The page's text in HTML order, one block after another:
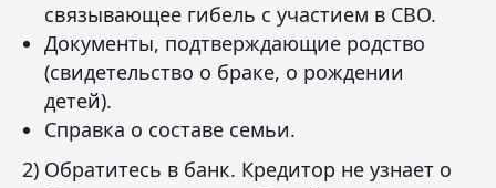
связывающее гибель с участием в СВО.
Документы, подтверждающие родство
(свидетельство о браке, о рождении
детей).
Справка о составе семьи.
2) Обратитесь в банк. Кредитор не узнает о